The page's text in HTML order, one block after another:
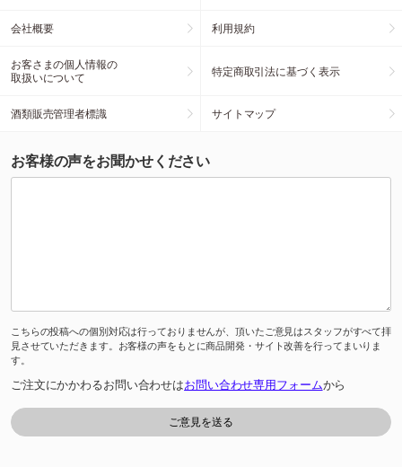
会社概要 利用規約
お客さまの個人情報の
取扱いについて
特定商取引法に基づく表示
酒類販売管理者標識 サイトマップ
お客様の声をお聞かせください
こちらの投稿への個別対応は行っておりませんが、頂いたご意見はスタッフがすべて拝
見させていただきます。お客様の声をもとに商品開発・サイト改善を行ってまいりま
す。
ご注文にかかわるお問い合わせはお問い合わせ専用フォームから